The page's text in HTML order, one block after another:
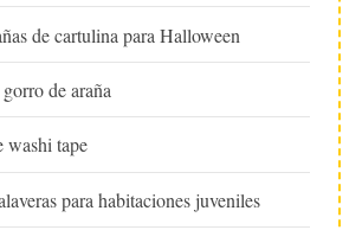
de cartulina para Halloween
de araña
washi tape
para habitaciones juveniles